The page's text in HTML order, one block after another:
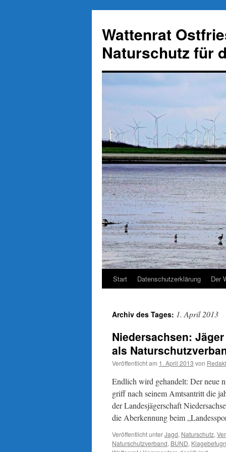
springen
Wattenrat
Naturschutz für
Start Datenschutzerklärung Der
Archiv des Tages: 1. April 2013
Niedersachsen:
als
Veröffentlicht am 1. April 2013 von
Endlich wird gehandelt: Der neue
griff nach seinem Amtsantritt die
der Landesjägerschaft
die Aberkennung beim
Veröffentlicht unterJagd, Naturschutz,
Naturschutzverband, BUND,